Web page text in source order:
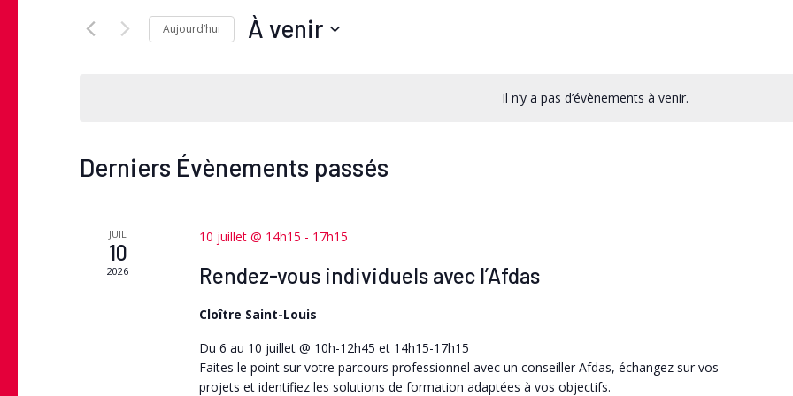
Il n’y a pas d’évènements à venir.
navigation
Rechercher
Évènements
Aujourd’hui À venir
Derniers Évènements passés
JUIL
10
2026
10 juillet @ 14h15 - 17h15
Rendez-vous individuels avec l’Afdas
Cloître Saint-Louis
Du 6 au 10 juillet @ 10h-12h45 et 14h15-17h15
Faites le point sur votre parcours professionnel avec un conseiller Afdas, échangez sur vos
projets et identifiez les solutions de formation adaptées à vos objectifs.